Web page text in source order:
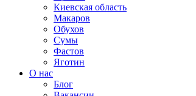
Киевская область
Макаров
Обухов
Сумы
Фастов
Яготин
О нас
Блог